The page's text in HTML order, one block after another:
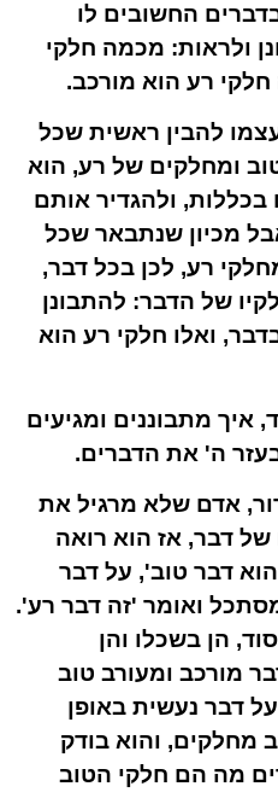
החשובים לו
ולראות: מכמה חלקי
רע הוא מורכב.
להבין ראשית שכל
ומחלקים של רע, הוא
ולהגדיר אותם
מכיון שנתבאר שכל
רע, לכן בכל דבר,
של הדבר: להתבונן
ואלו חלקי רע הוא
איך מתבוננים ומגיעים
ה' את הדברים.
אדם שלא מרגיל את
של דבר, אז הוא רואה
דבר טוב', על דבר
ואומר 'זה דבר רע'.
הן בשכלו והן
מורכב ומעורב טוב
דבר נעשית באופן
מחלקים, והוא בודק
מה הם חלקי הטוב